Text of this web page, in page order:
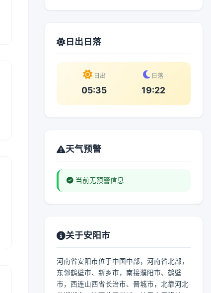
日出日落
日出
05:35
日落
19:22
天气预警
当前无预警信息
关于安阳市
河南省安阳市位于中国中部，河南省北部，
东邻鹤壁市、新乡市，南接濮阳市、鹤壁
市，西连山西省长治市、晋城市，北靠河北